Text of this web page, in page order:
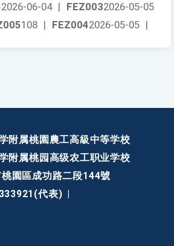
FEZ0032026-05-05
2026-06-04 |
FEZ0042026-05-05 |
108 |
附属桃園農工高級中等学校
附属桃园高级农工职业学校
園區成功路二段144號
代表)